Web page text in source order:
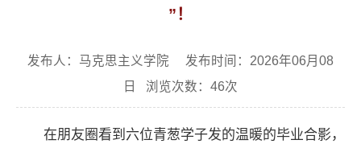
”！
发布人：马克思主义学院 发布时间：2026年06月08
日 浏览次数： 46次
在朋友圈看到六位青葱学子发的温暖的毕业合影，